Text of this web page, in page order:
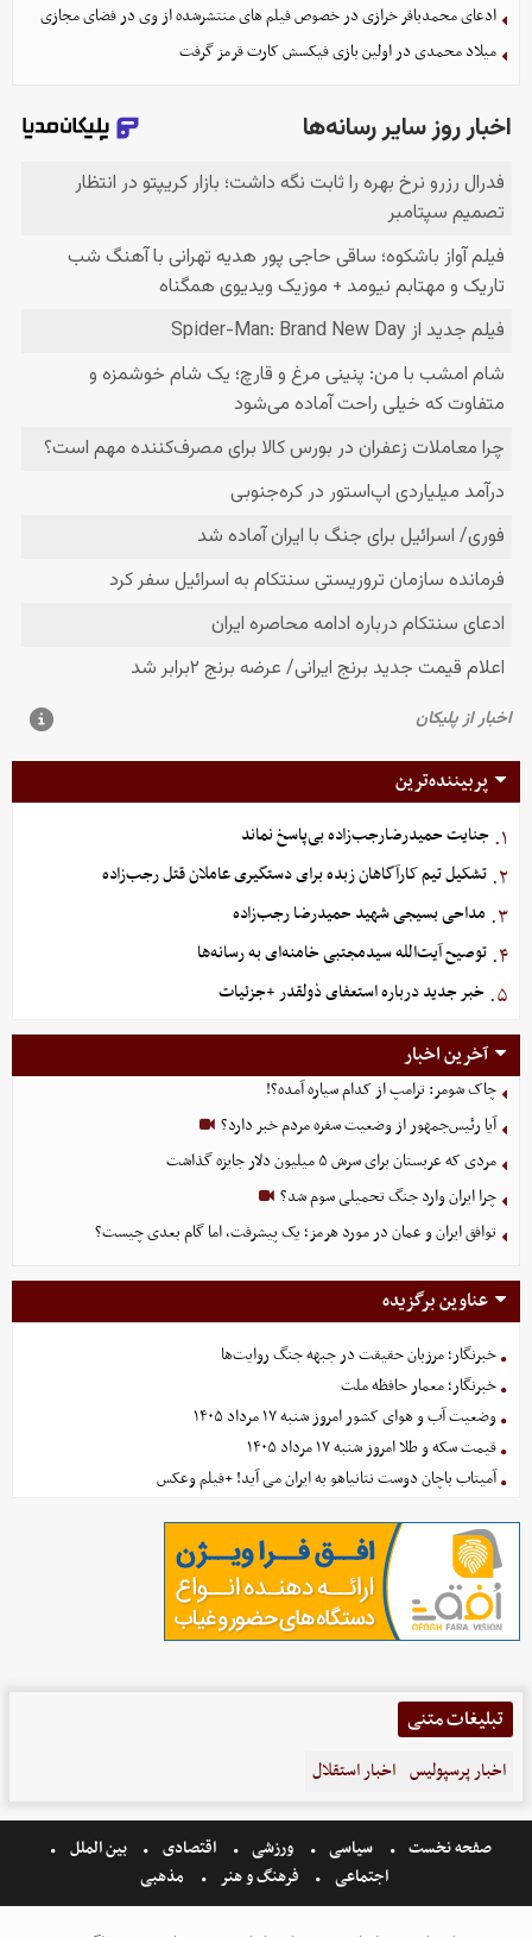
ادعای محمدباقر خرازی در خصوص فیلم های منتشرشده از وی در فضای مجازی
میلاد محمدی در اولین بازی فیکسش کارت قرمز گرفت
پربیننده‌ترین
۱. جنایت حمیدرضارجب‌زاده بی‌پاسخ نماند
۲. تشکیل تیم کارآگاهان زبده برای دستگیری عاملان قتل رجب‌زاده
۳. مداحی بسیجی شهید حمیدرضا رجب‌زاده
۴. توصیح آیت‌الله سیدمجتبی خامنه‌ای به رسانه‌ها
۵. خبر جدید درباره استعفای ذولقدر +جزئیات
آخرین اخبار
چاک شومر: ترامپ از کدام سیاره آمده؟!
آیا رئیس‌جمهور از وضعیت سفره مردم خبر دارد؟
مردی که عربستان برای سرش ۵ میلیون دلار جایزه گذاشت
چرا ایران وارد جنگ تحمیلی سوم شد؟
توافق ایران و عمان در مورد هرمز؛ یک پیشرفت، اما گام بعدی چیست؟
عناوین برگزیده
خبرنگار؛ مرزبان حقیقت در جبهه جنگ روایت‌ها
خبرنگار؛ معمار حافظه ملت
وضعیت آب و هوای کشور امروز شنبه ۱۷ مرداد ۱۴۰۵
قیمت سکه و طلا امروز شنبه ۱۷ مرداد ۱۴۰۵
آمیتاب باچان دوست نتانیاهو به ایران می آید! +فیلم وعکس
تبلیغات متنی
اخبار پرسپولیس اخبار استقلال
صفحه نخست سیاسی ورزشی اقتصادی
بین الملل
اجتماعی
فرهنگ و هنر مذهبی